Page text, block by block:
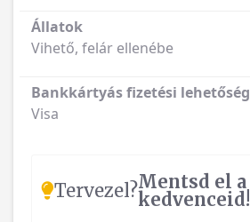
Állatok
Vihető, felár ellenébe
Bankkártyás fizetési lehetőség
Visa
Tervezel?Mentsd el a
kedvenceid!